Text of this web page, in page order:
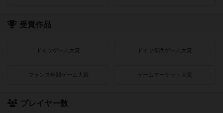
受賞作品
ドイツゲーム大賞 ドイツ年間ゲーム大賞
フランス年間ゲーム大賞 ゲームマーケット大賞
プレイヤー数